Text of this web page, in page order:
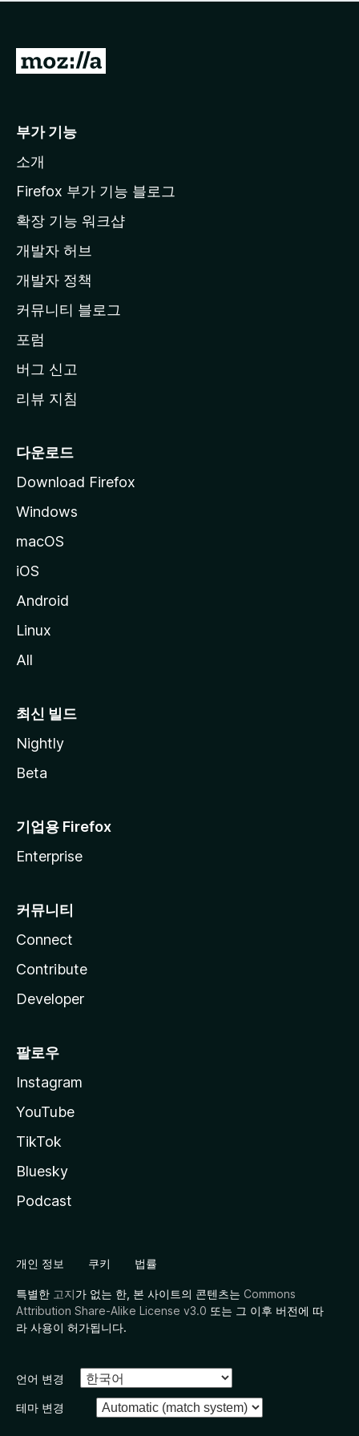
점
습
니
M
l
a
페
이
지
이
동
부가 기능
소개
Firefox 부가 기능 블로그
확장 기능 워크샵
개발자 허브
개발자 정책
커뮤니티 블로그
포럼
버그 신고
리뷰 지침
다운로드
Download Firefox
Windows
macOS
iOS
Android
Linux
All
최신 빌드
Nightly
Beta
기업용 Firefox
Enterprise
커뮤니티
Connect
Contribute
Developer
팔로우
Instagram
YouTube
TikTok
Bluesky
Podcast
개인 정보 쿠키 법률
특별한 고지가 없는 한, 본 사이트의 콘텐츠는 Commons
Attribution Share-Alike License v3.0 또는 그 이후 버전에 따
라 사용이 허가됩니다.
언어 변경
테마 변경